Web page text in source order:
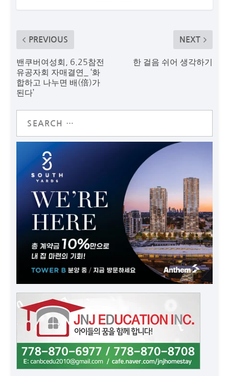
PREVIOUS
밴쿠버여성회, 6.25참전
유공자회 자매결연_ ‘화
합하고 나누면 배(倍)가
된다’
NEXT
한 걸음 쉬어 생각하기